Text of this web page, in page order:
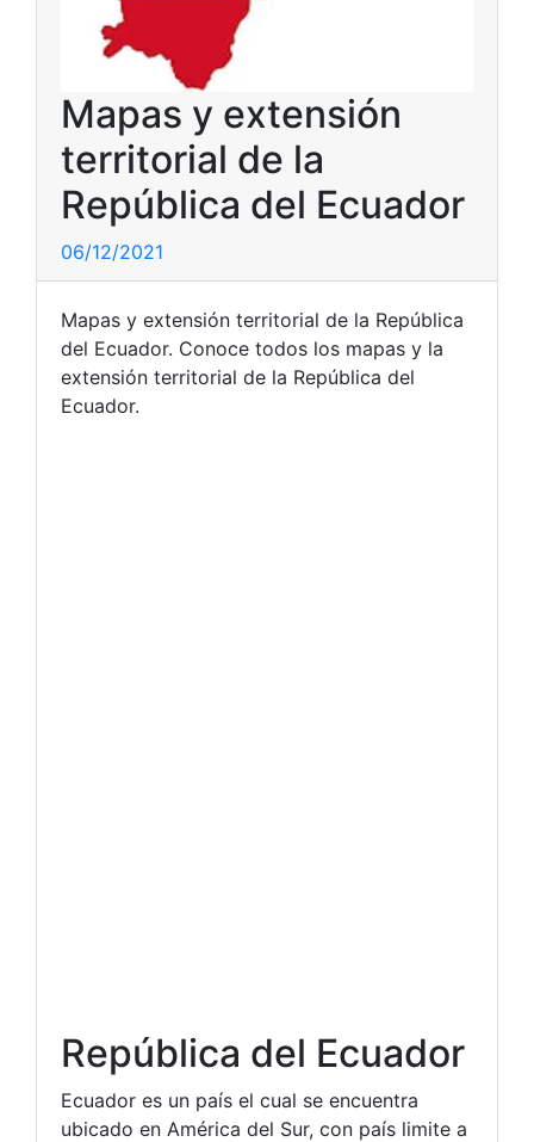
Mapas y extensión
territorial de la
República del Ecuador
06/12/2021
Mapas y extensión territorial de la República
del Ecuador. Conoce todos los mapas y la
extensión territorial de la República del
Ecuador.
República del Ecuador
Ecuador es un país el cual se encuentra
ubicado en América del Sur, con país limite a